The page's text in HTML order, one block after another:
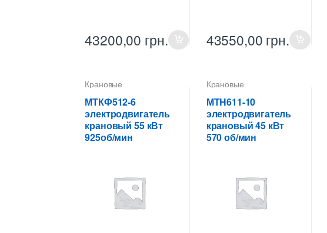
43200,00 грн. 43550,00 грн.
Крановые
электродвигатели
МТКФ512-6
электродвигатель
крановый 55 кВт
925об/мин
Крановые
электродвигатели
МТH611-10
электродвигатель
крановый 45 кВт
570 об/мин